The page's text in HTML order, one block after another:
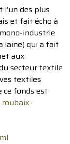
des plus
et fait écho à
industrie
laine) qui a fait
aux
secteur textile
textiles
ce fonds est